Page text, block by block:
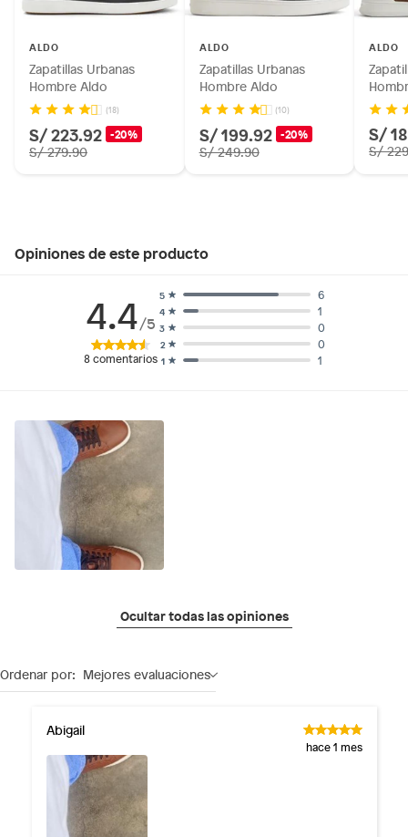
ALDO
Zapatillas Urbanas
Hombre Aldo
(18)
S/ 223.92 -20%
S/ 279.90
ALDO
Zapatillas Urbanas
Hombre Aldo
(10)
S/ 199.92 -20%
S/ 249.90
ALDO
S/
S/
Opiniones de este producto
4.4/5
8 comentarios 1 1
2 0
3 0
4 1
5 6
Ocultar todas las opiniones
Ordenar por: Mejores evaluaciones
Abigail
hace 1 mes